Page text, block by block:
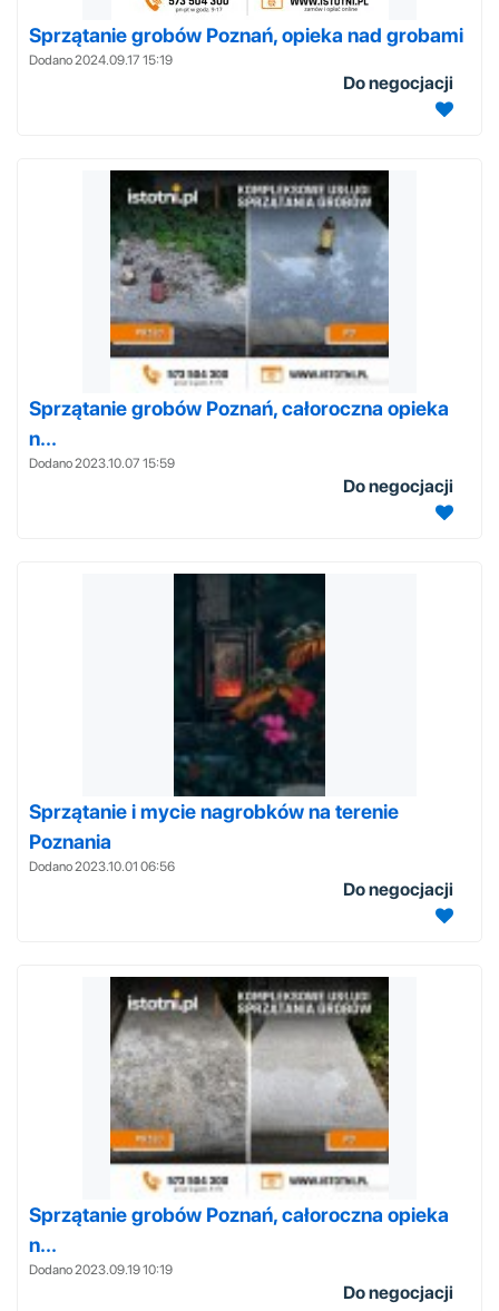
Sprzątanie grobów Poznań, opieka nad grobami
Dodano 2024.09.17 15:19
Do negocjacji
Sprzątanie grobów Poznań, całoroczna opieka
n...
Dodano 2023.10.07 15:59
Do negocjacji
Sprzątanie i mycie nagrobków na terenie
Poznania
Dodano 2023.10.01 06:56
Do negocjacji
Sprzątanie grobów Poznań, całoroczna opieka
n...
Dodano 2023.09.19 10:19
Do negocjacji